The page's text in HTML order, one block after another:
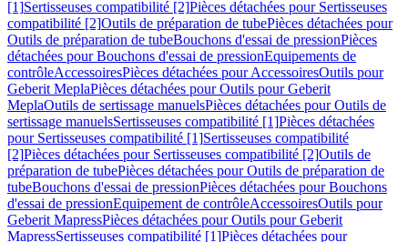
[1]Sertisseuses compatibilité [2]Pièces détachées pour Sertisseuses
compatibilité [2]Outils de préparation de tubePièces détachées pour
Outils de préparation de tubeBouchons d'essai de pressionPièces
détachées pour Bouchons d'essai de pressionEquipements de
contrôleAccessoiresPièces détachées pour AccessoiresOutils pour
Geberit MeplaPièces détachées pour Outils pour Geberit
MeplaOutils de sertissage manuelsPièces détachées pour Outils de
sertissage manuelsSertisseuses compatibilité [1]Pièces détachées
pour Sertisseuses compatibilité [1]Sertisseuses compatibilité
[2]Pièces détachées pour Sertisseuses compatibilité [2]Outils de
préparation de tubePièces détachées pour Outils de préparation de
tubeBouchons d'essai de pressionPièces détachées pour Bouchons
d'essai de pressionEquipement de contrôleAccessoiresOutils pour
Geberit MapressPièces détachées pour Outils pour Geberit
MapressSertisseuses compatibilité [1]Pièces détachées pour